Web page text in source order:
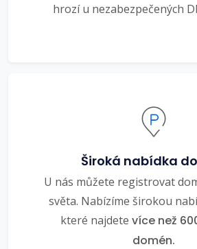
hrozí u nezabezpečených
Široká nabídka
U nás můžete registrovat
světa. Nabízíme širokou
které najdete více než
domén.